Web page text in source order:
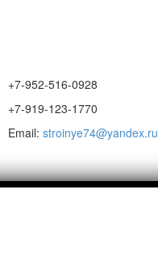
+7-952-516-0928
+7-919-123-1770
Email: stroinye74@yandex.ru